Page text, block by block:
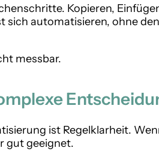
Kopieren,
sich automatisieren, ohne
messbar.
ist Regelklarheit.
gut geeignet.